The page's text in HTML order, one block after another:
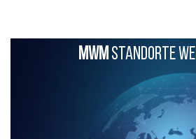
MWMSTANDORTE